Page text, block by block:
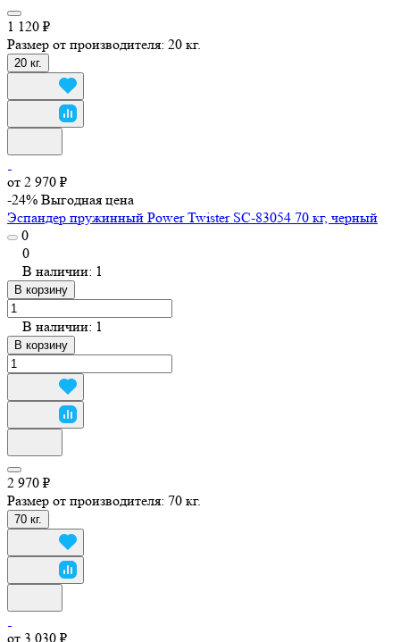
1 120 ₽
Размер от производителя: 20 кг.
20 кг.
от 2 970 ₽
-24% Выгодная цена
Эспандер пружинный Power Twister SC-83054 70 кг, черный
0
0
В наличии: 1
В корзину
В наличии: 1
В корзину
2 970 ₽
Размер от производителя: 70 кг.
70 кг.
от 3 030 ₽